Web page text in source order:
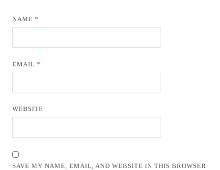
NAME*
EMAIL*
WEBSITE
SAVE MY NAME, EMAIL, AND WEBSITE IN THIS BROWSER